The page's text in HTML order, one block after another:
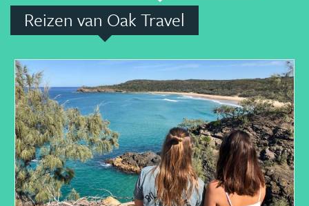
Reizen van Oak Travel